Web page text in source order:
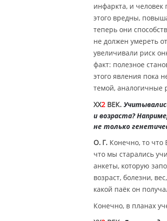
инфаркта, и
этого вредны,
теперь они
не должен умереть
увеличивали риск
факт: полезное
этого явления пока
темой, аналогичные
XX2 ВЕК.
и возраста?
не только
О. Г. Конечно, то что
что мы старались
анкеты, которую
возраст, болезни,
какой паёк он
Конечно, в планах